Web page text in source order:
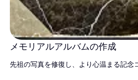
メモリアルアルバムの作成
先祖の写真を修復し、より心温まる記念